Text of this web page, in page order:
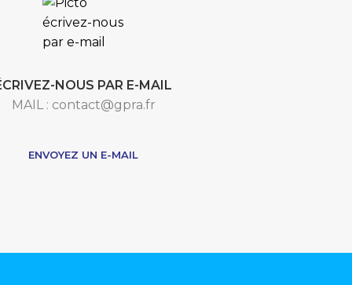
NOUS PAR E-MAIL
MAIL : contact@gpra.fr
ENVOYEZ UN E-MAIL